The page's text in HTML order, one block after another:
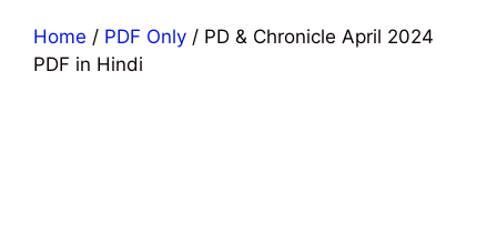
Home / PDF Only / PD & Chronicle April 2024
PDF in Hindi